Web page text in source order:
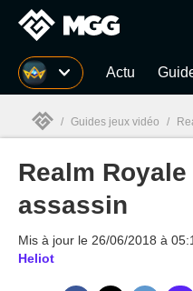
MGG Actu
MGG
/ Guides jeux vidéo /
Realm
assassin
Mis à jour le 26/06/2018 à
Heliot